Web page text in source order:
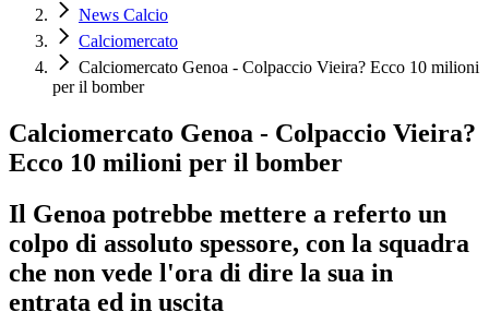
News Calcio
Calciomercato
Calciomercato Genoa - Colpaccio Vieira? Ecco 10 milioni
per il bomber
Calciomercato Genoa - Colpaccio Vieira?
Ecco 10 milioni per il bomber
Il Genoa potrebbe mettere a referto un
colpo di assoluto spessore, con la squadra
che non vede l'ora di dire la sua in
entrata ed in uscita